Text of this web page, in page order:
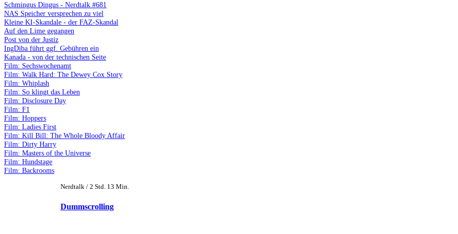
Schmingus Dingus - Nerdtalk #681
NAS Speicher versprechen zu viel
Kleine KI-Skandale - der FAZ-Skandal
Auf den Lime gegangen
Post von der Justiz
IngDiba führt ggf. Gebühren ein
Kanada - von der technischen Seite
Film: Sechswochenamt
Film: Walk Hard: The Dewey Cox Story
Film: Whiplash
Film: So klingt das Leben
Film: Disclosure Day
Film: F1
Film: Hoppers
Film: Ladies First
Film: Kill Bill: The Whole Bloody Affair
Film: Dirty Harry
Film: Masters of the Universe
Film: Hundstage
Film: Backrooms
Nerdtalk / 2 Std. 13 Min.
Dummscrolling